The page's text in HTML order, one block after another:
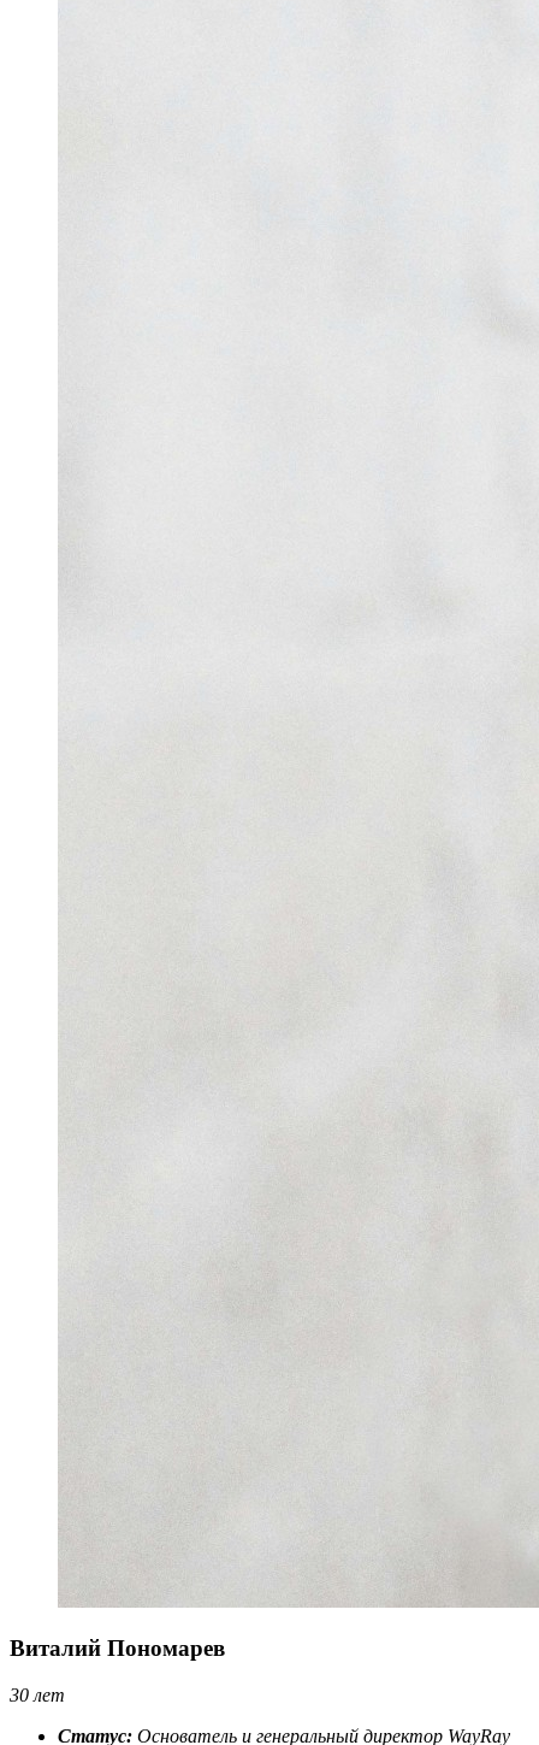
Виталий Пономарев
30 лет
Статус: Основатель и генеральный директор WayRay